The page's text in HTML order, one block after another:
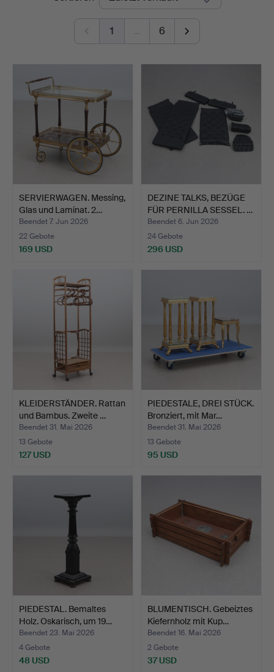
1 … 6
SERVIERWAGEN. Messing,
Glas und Laminat. 2…
Beendet 7. Jun 2026
22 Gebote
169 USD
DEZINE TALKS, BEZÜGE
FÜR PERNILLA SESSEL. …
Beendet 6. Jun 2026
24 Gebote
296 USD
KLEIDERSTÄNDER. Rattan
und Bambus. Zweite …
Beendet 31. Mai 2026
13 Gebote
127 USD
PIEDESTALE, DREI STÜCK.
Bronziert, mit Mar…
Beendet 31. Mai 2026
13 Gebote
95 USD
PIEDESTAL. Bemaltes
Holz. Oskarisch, um 19…
Beendet 23. Mai 2026
4 Gebote
48 USD
BLUMENTISCH. Gebeiztes
Kiefernholz mit Kup…
Beendet 16. Mai 2026
2 Gebote
37 USD